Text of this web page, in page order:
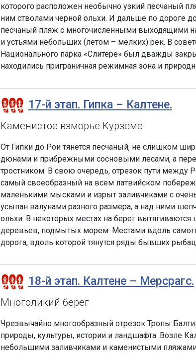
которого расположен необычно узкий песчаный
ним стволами черной ольхи. И дальше по дороге до
песчаный пляж с многочисленными выходящими
и устьями небольших (летом – мелких) рек. В
Национального парка «Слитере» был дважды
находились приграничная режимная зона и
17-й этап. Гипка – Калтене.
Каменистое взморье Курземе
От Гипки до Рои тянется песчаный, не слишком
дюнами и прибрежными сосновыми лесами, а
тростником. В свою очередь, отрезок пути между
самый своеобразный на всем латвийском
маленькими мысками и изрыт заливчиками с
усыпан валунами разного размера, а над ними
ольхи. В некоторых местах на берег
деревьев, подмытых морем. Местами вдоль
дорога, вдоль которой тянутся ряды бывших
18-й этап. Калтене – Мерсрагс.
Многоликий берег
Чрезвычайно многообразный отрезок Тропы
природы, культуры, истории и ландшафта. Возле
небольшими заливчиками и каменистыми